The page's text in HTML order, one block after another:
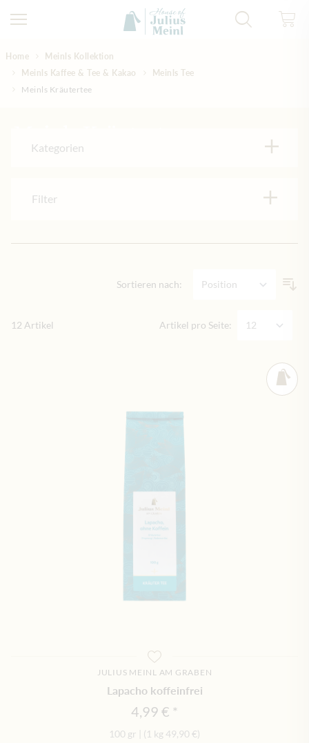
Home
Meinls Kollektion
Meinls Kaffee & Tee & Kakao
Meinls Tee
Meinls Kräutertee
Kategorien
Filter
12 Artikel
Sortieren nach:
Artikel pro Seite:
JULIUS MEINL AM GRABEN
Lapacho koffeinfrei
4,99 €
100 gr (1 kg 49,90 €)